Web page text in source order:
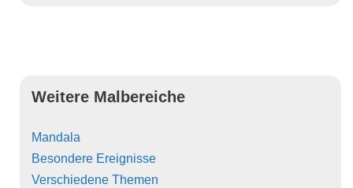
Weitere Malbereiche
Mandala
Besondere Ereignisse
Verschiedene Themen